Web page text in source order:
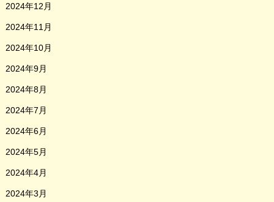
2024年12月
2024年11月
2024年10月
2024年9月
2024年8月
2024年7月
2024年6月
2024年5月
2024年4月
2024年3月